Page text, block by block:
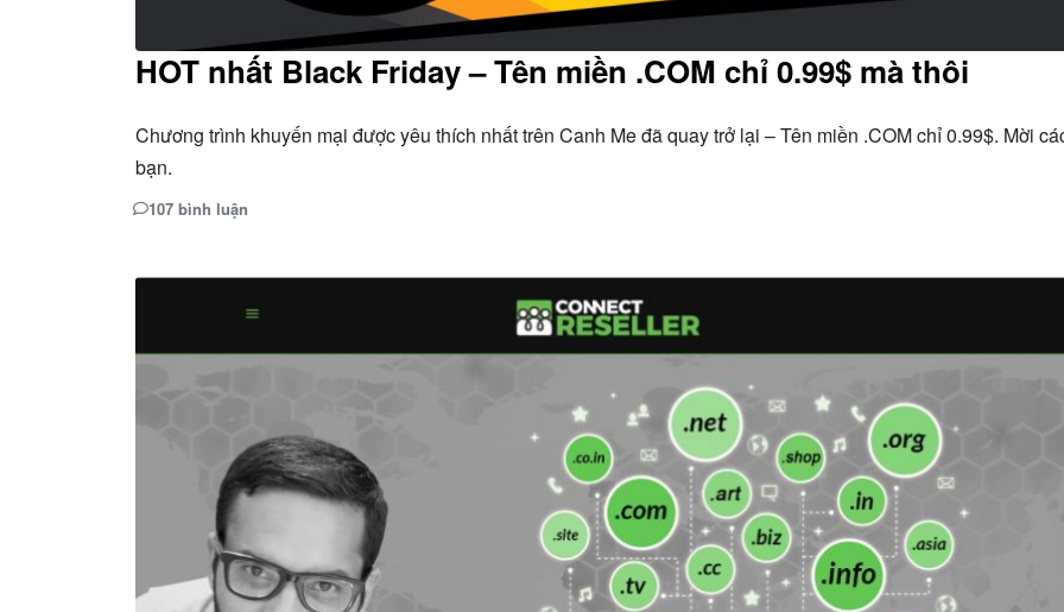
HOT nhất Black Friday – Tên miền .COM chỉ 0.99$ mà thôi
Chương trình khuyến mại được yêu thích nhất trên Canh Me đã quay trở lại – Tên miền .COM chỉ 0.99$. Mời
bạn.
107 bình luận